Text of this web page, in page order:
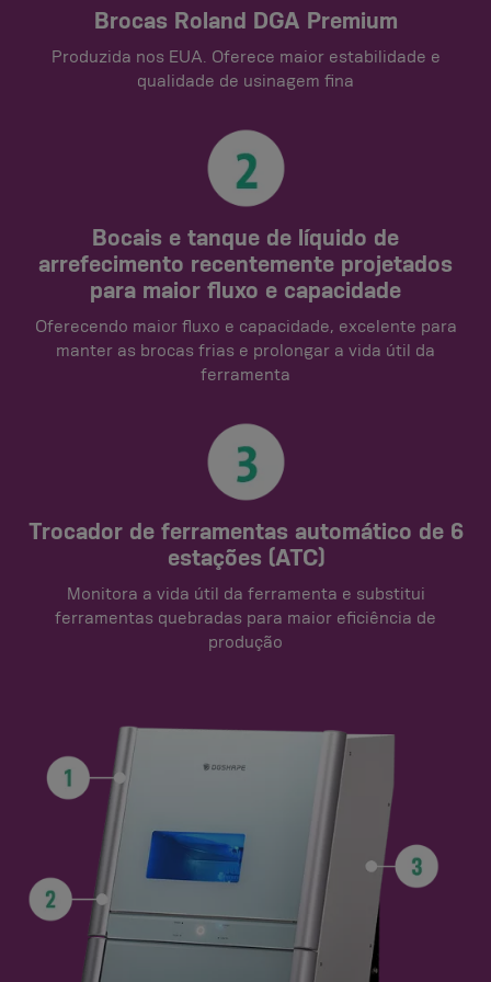
Brocas Roland DGA Premium
Produzida nos EUA. Oferece maior estabilidade e
qualidade de usinagem fina
Bocais e tanque de líquido de
arrefecimento recentemente projetados
para maior fluxo e capacidade
Oferecendo maior fluxo e capacidade, excelente para
manter as brocas frias e prolongar a vida útil da
ferramenta
Trocador de ferramentas automático de 6
estações (ATC)
Monitora a vida útil da ferramenta e substitui
ferramentas quebradas para maior eficiência de
produção